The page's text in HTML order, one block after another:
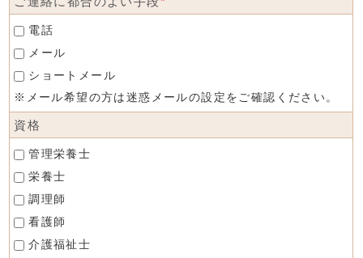
電話
メール
ショートメール
※メール希望の方は迷惑メールの設定をご確認ください。
資格
管理栄養士
栄養士
調理師
看護師
介護福祉士